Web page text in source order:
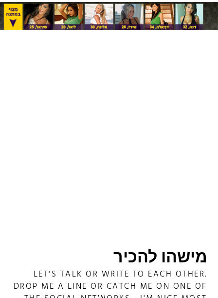
מישהו להכיר
LET'S TALK OR WRITE TO EACH OTHER.
DROP ME A LINE OR CATCH ME ON ONE OF